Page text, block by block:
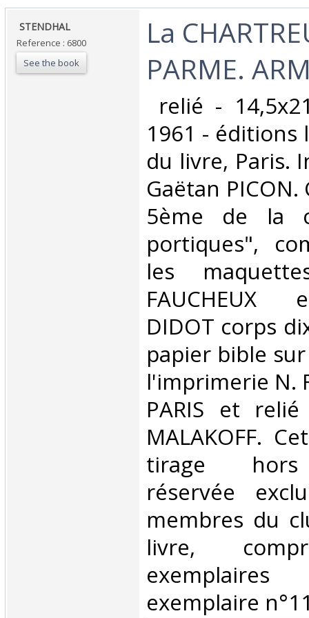
‎ STENDHAL‎
Reference : 6800
See the book
‎La
PARME.
relié -
1961 - éditions
du livre, Paris.
Gaëtan
5ème de la
portiques",
les
FAUCHEUX
DIDOT corps
papier bible
l'imprimerie N.
PARIS et
MALAKOFF.
tirage hors
réservée
membres du
livre,
exemplaire